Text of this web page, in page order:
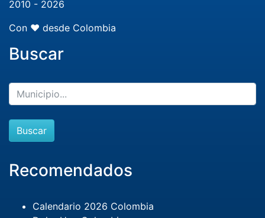
2010 - 2026
Con ❤️ desde Colombia
Buscar
Buscar
Recomendados
Calendario 2026 Colombia